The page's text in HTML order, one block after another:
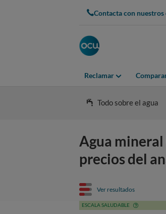
Contacta con
Reclamar
Todo sobre el agua
Agua
precios del
Ver resultados
ESCALA SALUDABLE